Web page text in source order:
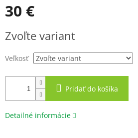
30 €
cena:
Zvoľte variant
Veľkosť
Pridať do košíka
Detailné informácie